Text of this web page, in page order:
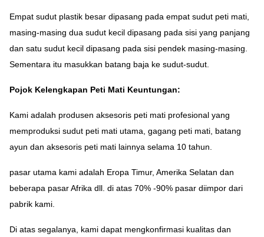
Empat sudut plastik besar dipasang pada empat sudut peti mati,
masing-masing dua sudut kecil dipasang pada sisi yang panjang
dan satu sudut kecil dipasang pada sisi pendek masing-masing.
Sementara itu masukkan batang baja ke sudut-sudut.
Pojok Kelengkapan Peti Mati Keuntungan:
Kami adalah produsen aksesoris peti mati profesional yang
memproduksi sudut peti mati utama, gagang peti mati, batang
ayun dan aksesoris peti mati lainnya selama 10 tahun.
pasar utama kami adalah Eropa Timur, Amerika Selatan dan
beberapa pasar Afrika dll. di atas 70% -90% pasar diimpor dari
pabrik kami.
Di atas segalanya, kami dapat mengkonfirmasi kualitas dan